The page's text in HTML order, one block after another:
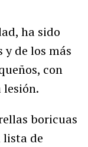
ha sido
y de los más
con
lesión.
boricuas
lista de